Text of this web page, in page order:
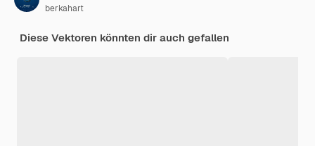
berkahart
Diese Vektoren könnten dir auch gefallen